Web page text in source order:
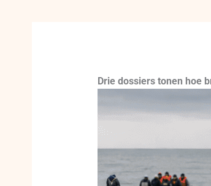
Drie dossiers tonen hoe